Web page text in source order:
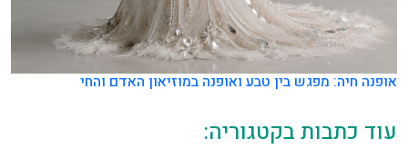
אופנה חיה: מפגש בין טבע ואופנה במוזיאון האדם והחי
עוד כתבות בקטגוריה: